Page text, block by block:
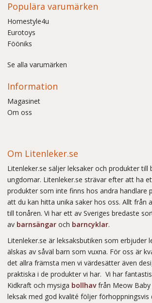
Populära varumärken
Homestyle4u
Eurotoys
Fööniks
Se alla varumärken
Information
Magasinet
Om oss
Om Litenleker.se
Litenleker.se säljer leksaker och produkter till
ungdomar. Litenleker.se strävar efter att ha
produkter som inte finns hos andra handlare
att du kan hitta unika saker hos oss. Allt från
till tonåren. Vi har ett av Sveriges bredaste
av barnsängar och barncyklar.
Litenleker.se är leksaksbutiken som erbjuder
älskas av såväl barn som vuxna. För oss är
det allra främsta men vi värdesätter även
praktiska i de produkter vi har. Vi har
Kidkraft och mysiga bollhavfrån Meow
leksak med god kvalité följer förhoppningsvis